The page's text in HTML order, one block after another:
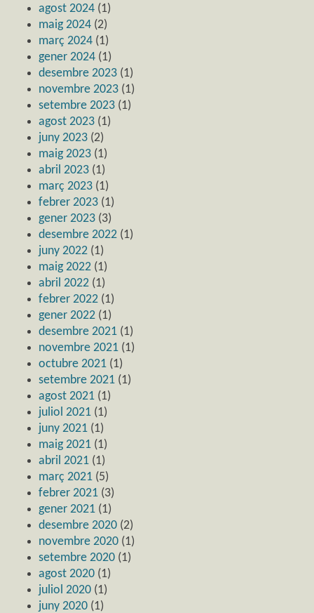
agost 2024 (1)
maig 2024 (2)
març 2024 (1)
gener 2024 (1)
desembre 2023 (1)
novembre 2023 (1)
setembre 2023 (1)
agost 2023 (1)
juny 2023 (2)
maig 2023 (1)
abril 2023 (1)
març 2023 (1)
febrer 2023 (1)
gener 2023 (3)
desembre 2022 (1)
juny 2022 (1)
maig 2022 (1)
abril 2022 (1)
febrer 2022 (1)
gener 2022 (1)
desembre 2021 (1)
novembre 2021 (1)
octubre 2021 (1)
setembre 2021 (1)
agost 2021 (1)
juliol 2021 (1)
juny 2021 (1)
maig 2021 (1)
abril 2021 (1)
març 2021 (5)
febrer 2021 (3)
gener 2021 (1)
desembre 2020 (2)
novembre 2020 (1)
setembre 2020 (1)
agost 2020 (1)
juliol 2020 (1)
juny 2020 (1)